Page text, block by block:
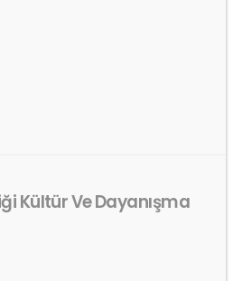
Kültür Ve Dayanışma